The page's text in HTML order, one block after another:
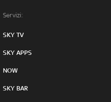
Servizi:
SKY TV
SKY APPS
NOW
SKY BAR